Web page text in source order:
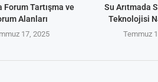
Forum Tartışma ve
Alanları
17, 2025
Su Arıtmada
Teknolojisi
Temmuz